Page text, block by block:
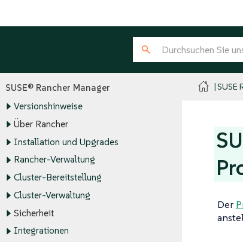
SUSE® Rancher Manager
Versionshinweise
Über Rancher
Installation und Upgrades
Rancher-Verwaltung
Cluster-Bereitstellung
Cluster-Verwaltung
Sicherheit
Integrationen
SUSE
Der